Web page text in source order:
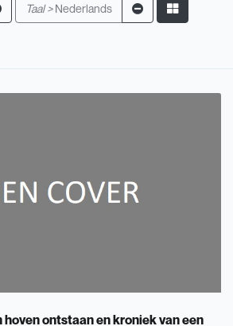
Taal > Nederlands
hoven ontstaan en kroniek van een